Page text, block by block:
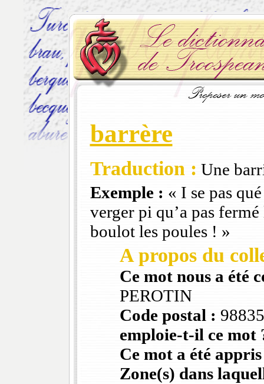
barrère
Traduction : Une
Exemple : « I se pas
verger pi qu’a pas
boulot les poules ! »
A propos du
Ce mot nous a été
PEROTIN
Code postal :
emploie-t-il ce mot
Ce mot a été
Zone(s) dans